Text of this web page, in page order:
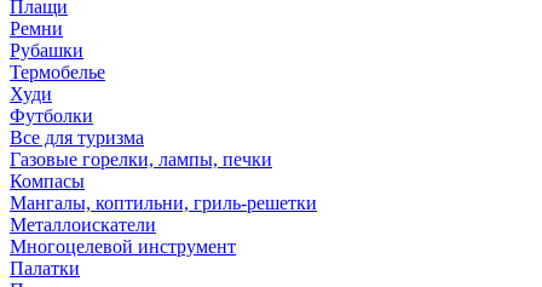
Плащи
Ремни
Рубашки
Термобелье
Худи
Футболки
Все для туризма
Газовые горелки, лампы, печки
Компасы
Мангалы, коптильни, гриль-решетки
Металлоискатели
Многоцелевой инструмент
Палатки